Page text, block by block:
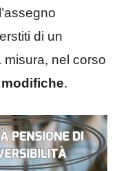
di un
nel corso
.